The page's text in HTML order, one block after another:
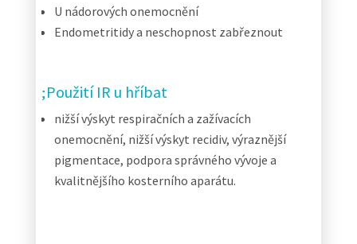
U nádorových onemocnění
Endometritidy a neschopnost zabřeznout
Použití IR u hříbat
nižší výskyt respiračních a zažívacích
onemocnění, nižší výskyt recidiv, výraznější
pigmentace, podpora správného vývoje a
kvalitnějšího kosterního aparátu.